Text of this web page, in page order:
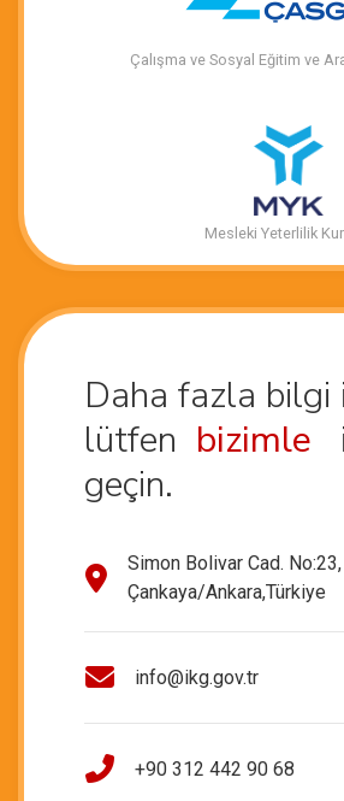
Çalışma ve Sosyal Eğitim ve
Mesleki Yeterlilik
Daha fazla bilgi
lütfen bizimle
geçin.
Simon Bolivar Cad.
Çankaya/Ankara,Türkiye
info@ikg.gov.tr
+90 312 442 90 68